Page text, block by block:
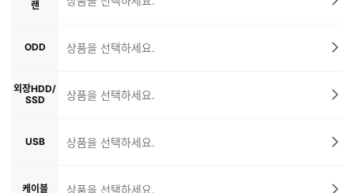
랜
ODD 상품을 선택하세요.
외장HDD/
SSD
상품을 선택하세요.
USB 상품을 선택하세요.
케이블 상품을 선택하세요.